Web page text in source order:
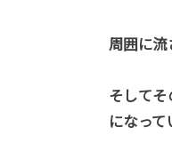
周囲に流
そしてそ
になって